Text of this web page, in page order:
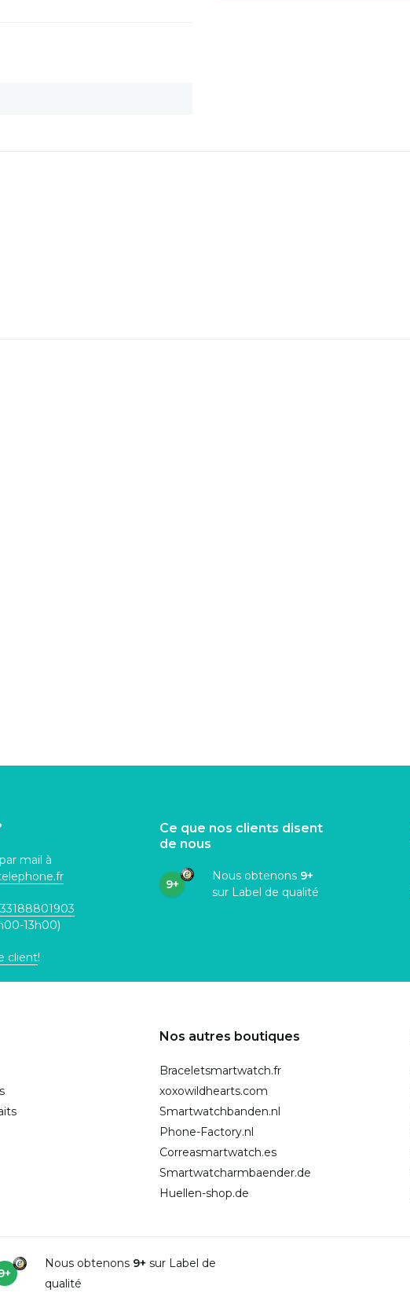
mail à
13h00)
client!
Ce que nos clients disent
de nous
9+
Nous obtenons 9+
sur Label de qualité
Nos autres boutiques
Braceletsmartwatch.fr
xoxowildhearts.com
Smartwatchbanden.nl
Phone-Factory.nl
Correasmartwatch.es
Smartwatcharmbaender.de
Huellen-shop.de
Nous obtenons 9+sur Label de
qualité